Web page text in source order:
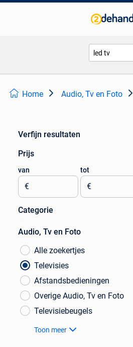
Home Audio, Tv en Foto
Verfijn resultaten
Prijs
van
€
tot
€
Categorie
Audio, Tv en Foto
Alle zoekertjes
Televisies
Afstandsbedieningen
Overige Audio, Tv en Foto
Televisiebeugels
Toon meer